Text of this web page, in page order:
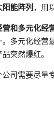
阳能阵列，用
和多元化经
多元化经营
突然爆红。
司需要尽量